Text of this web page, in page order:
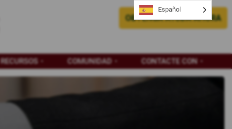
OBTENGA AYUDA AHORA
RECURSOS COMUNIDAD CONTACTE CON
Español